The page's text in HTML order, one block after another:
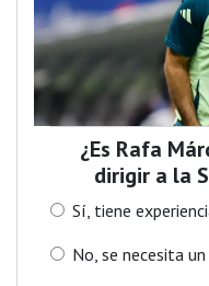
¿Es Rafa
dirigir a la
Sí, tiene
No, se necesita